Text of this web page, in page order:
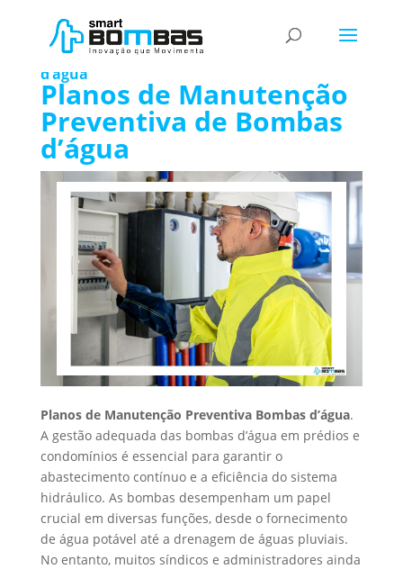
Planos de Manutenção Preventiva Bombas
d’água
Planos de Manutenção
Preventiva de Bombas
d’água
Planos de Manutenção Preventiva Bombas d’água.
A gestão adequada das bombas d’água em prédios e
condomínios é essencial para garantir o
abastecimento contínuo e a eficiência do sistema
hidráulico. As bombas desempenham um papel
crucial em diversas funções, desde o fornecimento
de água potável até a drenagem de águas pluviais.
No entanto, muitos síndicos e administradores ainda